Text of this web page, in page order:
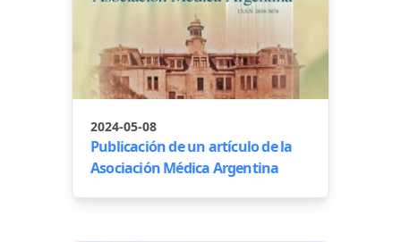
2024-05-08
Publicación de un artículo de la
Asociación Médica Argentina